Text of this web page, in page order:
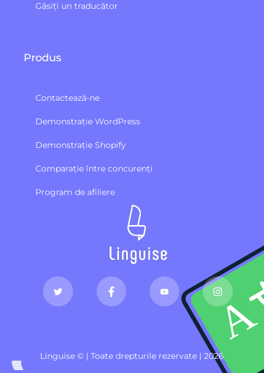
Găsiți un traducător
Produs
Contactează-ne
Demonstrație WordPress
Demonstrație Shopify
Comparație între concurenți
Program de afiliere
Linguise © | Toate drepturile rezervate | 2026